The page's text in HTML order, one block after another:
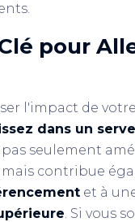
pour
l'impact de
dans un
pas seulement
mais contribue
et à
. Si vous